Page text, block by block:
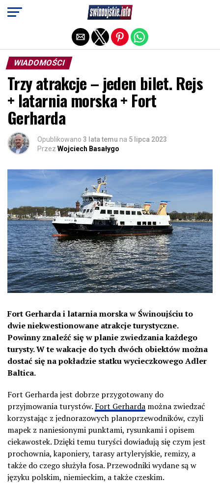
WIADOMOŚCI
Trzy atrakcje – jeden bilet. Rejs
+ latarnia morska + Fort
Gerharda
Opublikowano 3 lata temu na 5 lipca 2023
Przez Wojciech Basałygo
Fort Gerharda i latarnia morska w Świnoujściu to
dwie niekwestionowane atrakcje turystyczne.
Powinny znaleźć się w planie zwiedzania każdego
turysty. W te wakacje do tych dwóch obiektów można
dostać się na pokładzie statku wycieczkowego Adler
Baltica.
Fort Gerharda jest dobrze przygotowany do
przyjmowania turystów. Fort Gerharda można zwiedzać
korzystając z jednorazowych planoprzewodników, czyli
mapek z naniesionymi punktami, rysunkami i opisem
ciekawostek. Dzięki temu turyści dowiadują się czym jest
prochownia, kaponiery, tarasy artyleryjskie, remizy, a
także do czego służyła fosa. Przewodniki wydane są w
języku polskim, niemieckim, a także czeskim.
Exit mobile version